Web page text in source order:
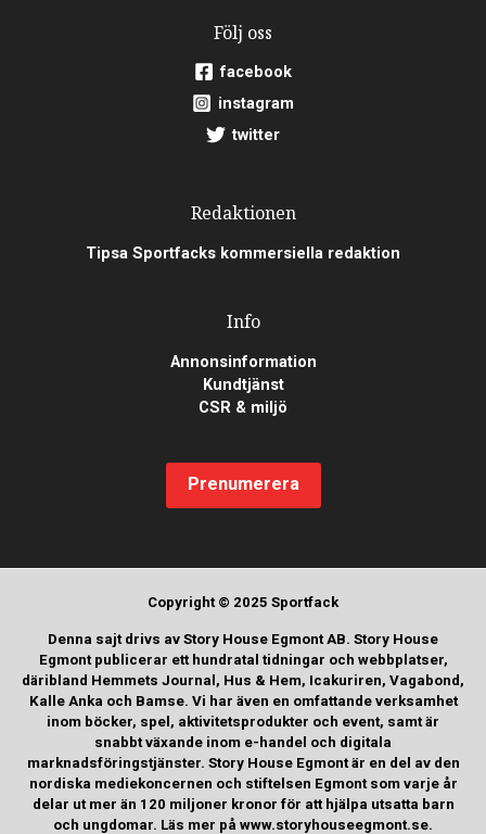
Följ oss
facebook
instagram
twitter
Redaktionen
Tipsa Sportfacks kommersiella redaktion
Info
Annonsinformation
Kundtjänst
CSR & miljö
Prenumerera
Copyright © 2025 Sportfack
Denna sajt drivs av Story House Egmont AB. Story House
Egmont publicerar ett hundratal tidningar och webbplatser,
däribland Hemmets Journal, Hus & Hem, Icakuriren, Vagabond,
Kalle Anka och Bamse. Vi har även en omfattande verksamhet
inom böcker, spel, aktivitetsprodukter och event, samt är
snabbt växande inom e-handel och digitala
marknadsföringstjänster. Story House Egmont är en del av den
nordiska mediekoncernen och stiftelsen Egmont som varje år
delar ut mer än 120 miljoner kronor för att hjälpa utsatta barn
och ungdomar. Läs mer på www.storyhouseegmont.se.